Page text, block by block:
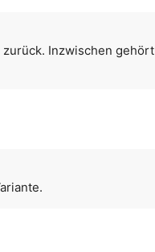
zurück. Inzwischen gehört